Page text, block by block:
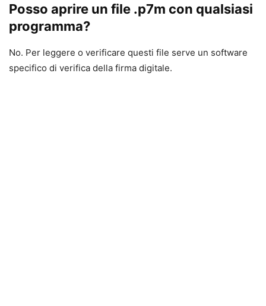
Posso aprire un file .p7m con qualsiasi
programma?
No. Per leggere o verificare questi file serve un software
specifico di verifica della firma digitale.